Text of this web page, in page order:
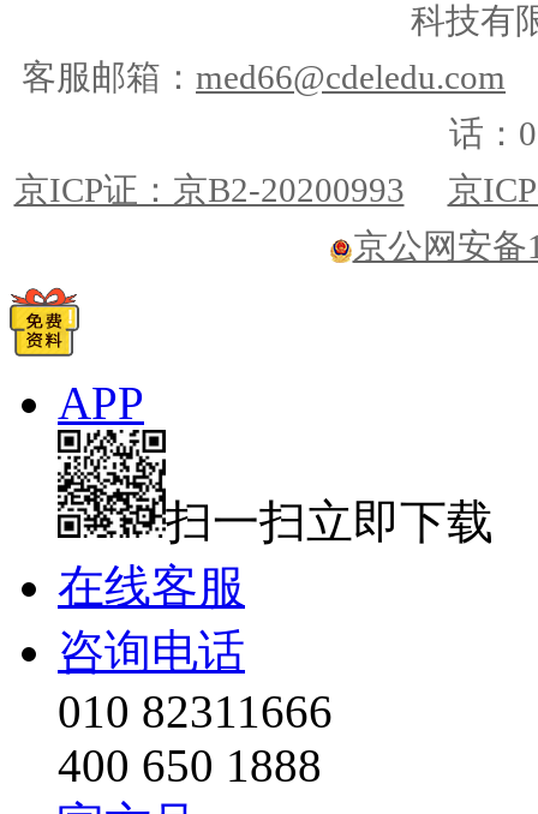
科技有
客服邮箱： med66@cdeledu.com
话：
京ICP证：京B2-20200993
京
京公网安备
APP
扫一扫立即下载
在线客服
咨询电话
010 82311666
400 650 1888